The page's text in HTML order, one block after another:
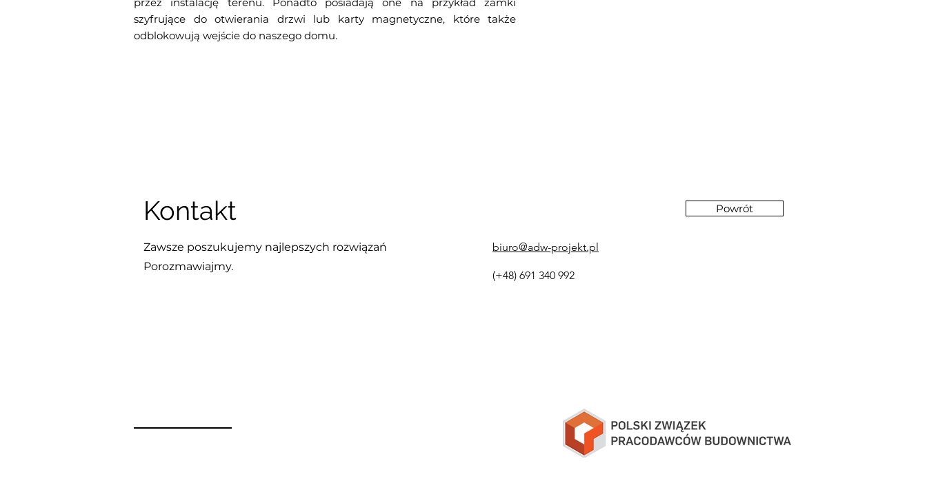
szyfrujące do otwierania drzwi lub karty magnetyczne, które także
odblokowują wejście do naszego domu.
Kontakt Powrót
Zawsze poszukujemy najlepszych rozwiązań
Porozmawiajmy.
biuro@adw-projekt.pl
(+48) 691 340 992